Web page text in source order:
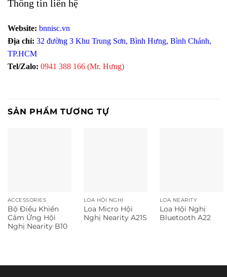
Thông tin liên hệ
Website: bnnisc.vn
Địa chỉ: 32 đường 3 Khu Trung Sơn, Bình Hưng, Bình Chánh,
TP.HCM
Tel/Zalo: 0941 388 166 (Mr. Hưng)
SẢN PHẨM TƯƠNG TỰ
ACCESSORIES
Bộ Điều Khiển
Cảm Ứng Hội
Nghị Nearity B10
LOA HỘI NGHỊ
Loa Micro Hội
Nghị Nearity A21S
LOA NEARITY
Loa Hội Nghị
Bluetooth A22